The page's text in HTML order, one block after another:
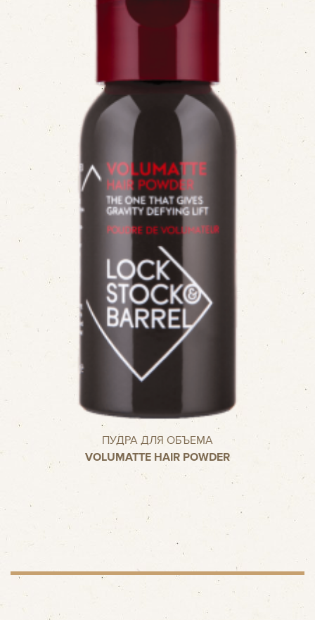
ПУДРА ДЛЯ ОБЪЕМА
VOLUMATTE HAIR POWDER